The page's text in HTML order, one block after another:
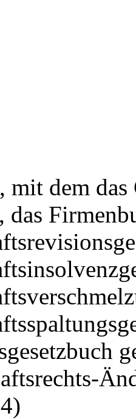
mit dem das
das